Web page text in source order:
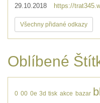
29.10.2018 https://
Všechny přidané odkazy
Oblíbené
0 00 0e 3d tisk akce bazar